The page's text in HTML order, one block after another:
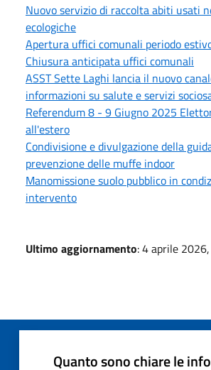
Nuovo servizio di raccolta abiti usati
ecologiche
Apertura uffici comunali periodo
Chiusura anticipata uffici comunali
ASST Sette Laghi lancia il nuovo
informazioni su salute e servizi
Referendum 8 - 9 Giugno 2025
all'estero
Condivisione e divulgazione della
prevenzione delle muffe indoor
Manomissione suolo pubblico in
intervento
Ultimo aggiornamento: 4 aprile
Quanto sono chiare le